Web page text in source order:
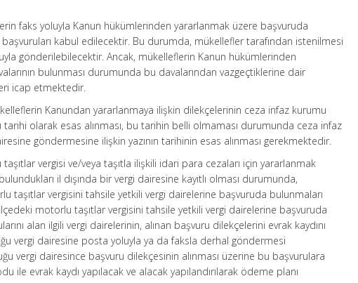
faks yoluyla Kanun hükümlerinden yararlanmak üzere başvuruda
kabul edilecektir. Bu durumda, mükellefler tarafından istenilmesi
gönderilebilecektir. Ancak, mükelleflerin Kanun hükümlerinden
bulunması durumunda bu davalarından vazgeçtiklerine dair
icap etmektedir.
Kanundan yararlanmaya ilişkin dilekçelerinin ceza infaz kurumu
tarihi olarak esas alınması, bu tarihin belli olmaması durumunda ceza infaz
göndermesine ilişkin yazının tarihinin esas alınması gerekmektedir.
vergisi ve/veya taşıtla ilişkili idari para cezaları için yararlanmak
il dışında bir vergi dairesine kayıtlı olması durumunda,
taşıtlar vergisini tahsile yetkili vergi dairelerine başvuruda bulunmaları
motorlu taşıtlar vergisini tahsile yetkili vergi dairelerine başvuruda
alan ilgili vergi dairelerinin, alınan başvuru dilekçelerini evrak kaydını
vergi dairesine posta yoluyla ya da faksla derhal göndermesi
vergi dairesince başvuru dilekçesinin alınması üzerine bu başvurulara
ile evrak kaydı yapılacak ve alacak yapılandırılarak ödeme planı